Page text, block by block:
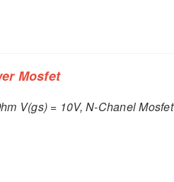
Mosfet
V(gs) = 10V, N-Chanel Mosfet